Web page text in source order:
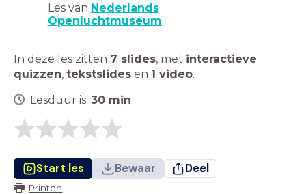
Les van Nederlands
Openluchtmuseum
In deze les zitten 7 slides, met interactieve
quizzen, tekstslides en 1 video.
Lesduur is: 30 min
Start les Bewaar Deel
Printen